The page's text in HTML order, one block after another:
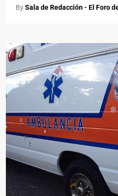
BySala de Redacción - El Foro